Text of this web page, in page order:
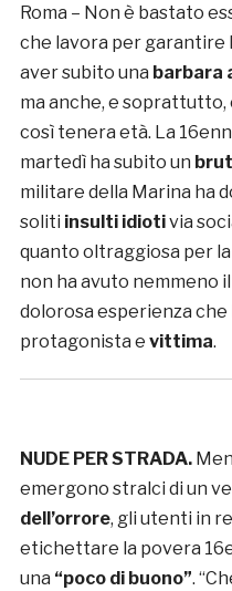
Roma – Non è bastato
che lavora per garantire
aver subito una barbara
ma anche, e soprattutto,
così tenera età. La
martedì ha subito un
militare della Marina ha
soliti insulti idiotivia
quanto oltraggiosa per
non ha avuto nemmeno
dolorosa esperienza che
protagonista e vittima.
NUDE PER STRADA.
emergono stralci di un
dell’orrore, gli utenti in
etichettare la povera
una “poco di buono”.